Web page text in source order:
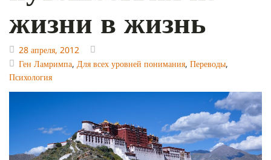
жизни в жизнь
28 апреля, 2012
Ген Ламримпа, Для всех уровней понимания, Переводы,
Психология